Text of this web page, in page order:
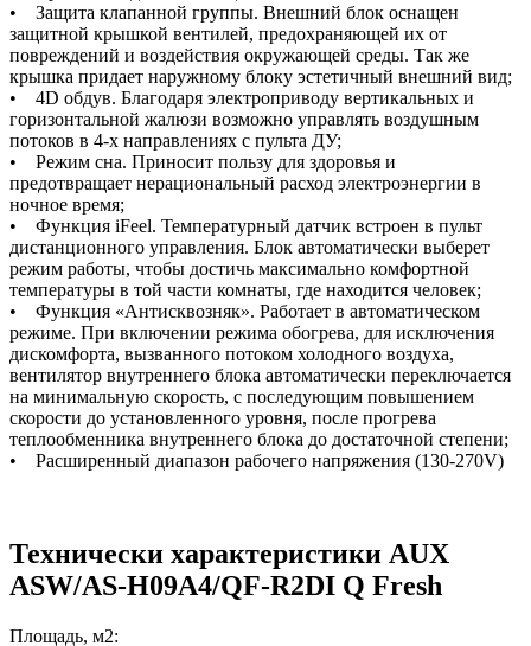
• Защита клапанной группы. Внешний блок оснащен
защитной крышкой вентилей, предохраняющей их от
повреждений и воздействия окружающей среды. Так же
крышка придает наружному блоку эстетичный внешний вид;
• 4D обдув. Благодаря электроприводу вертикальных и
горизонтальной жалюзи возможно управлять воздушным
потоков в 4-х направлениях с пульта ДУ;
• Режим сна. Приносит пользу для здоровья и
предотвращает нерациональный расход электроэнергии в
ночное время;
• Функция iFeel. Температурный датчик встроен в пульт
дистанционного управления. Блок автоматически выберет
режим работы, чтобы достичь максимально комфортной
температуры в той части комнаты, где находится человек;
• Функция «Антисквозняк». Работает в автоматическом
режиме. При включении режима обогрева, для исключения
дискомфорта, вызванного потоком холодного воздуха,
вентилятор внутреннего блока автоматически переключается
на минимальную скорость, с последующим повышением
скорости до установленного уровня, после прогрева
теплообменника внутреннего блока до достаточной степени;
• Расширенный диапазон рабочего напряжения (130-270V)
Технически характеристики AUX
ASW/AS-H09A4/QF-R2DI Q Fresh
Площадь, м2: